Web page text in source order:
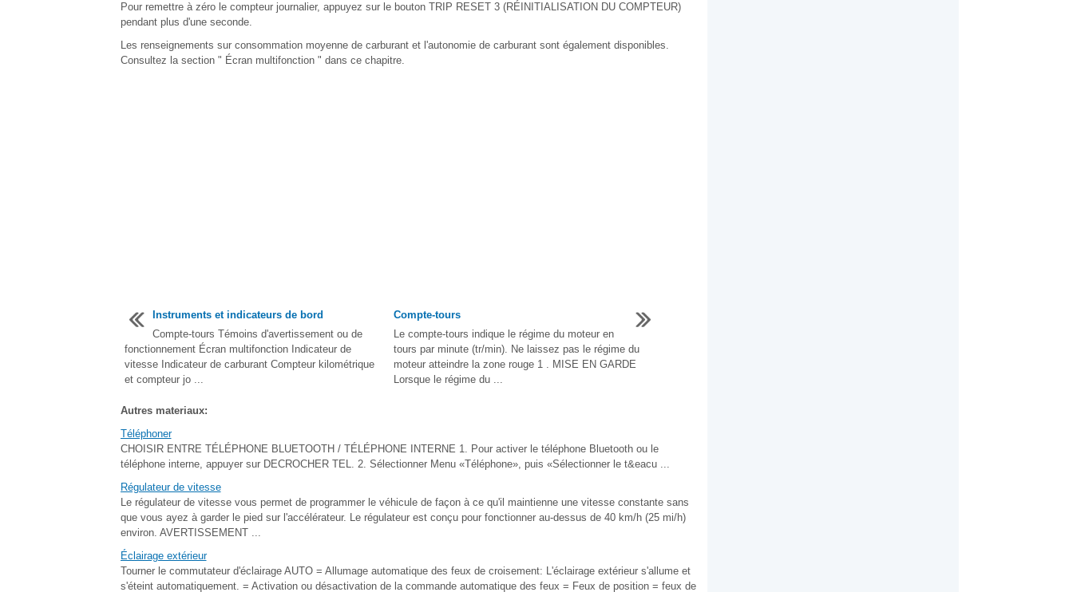
Pour remettre à zéro le compteur journalier, appuyez sur le bouton TRIP RESET 3 (RÉINITIALISATION DU COMPTEUR)
pendant plus d'une seconde.
Les renseignements sur consommation moyenne de carburant et l'autonomie de carburant sont également disponibles.
Consultez la section " Écran multifonction " dans ce chapitre.
Instruments et indicateurs de bord
Compte-tours Témoins d'avertissement ou de
fonctionnement Écran multifonction Indicateur de
vitesse Indicateur de carburant Compteur kilométrique
et compteur jo ...
Compte-tours
Le compte-tours indique le régime du moteur en
tours par minute (tr/min). Ne laissez pas le régime du
moteur atteindre la zone rouge 1 . MISE EN GARDE
Lorsque le régime du ...
Autres materiaux:
Téléphoner
CHOISIR ENTRE TÉLÉPHONE BLUETOOTH / TÉLÉPHONE INTERNE 1. Pour activer le téléphone Bluetooth ou le
téléphone interne, appuyer sur DECROCHER TEL. 2. Sélectionner Menu «Téléphone», puis «Sélectionner le t&eacu ...
Régulateur de vitesse
Le régulateur de vitesse vous permet de programmer le véhicule de façon à ce qu'il maintienne une vitesse constante sans
que vous ayez à garder le pied sur l'accélérateur. Le régulateur est conçu pour fonctionner au-dessus de 40 km/h (25 mi/h)
environ. AVERTISSEMENT ...
Éclairage extérieur
Tourner le commutateur d'éclairage AUTO = Allumage automatique des feux de croisement: L'éclairage extérieur s'allume et
s'éteint automatiquement. = Activation ou désactivation de la commande automatique des feux = Feux de position = feux de